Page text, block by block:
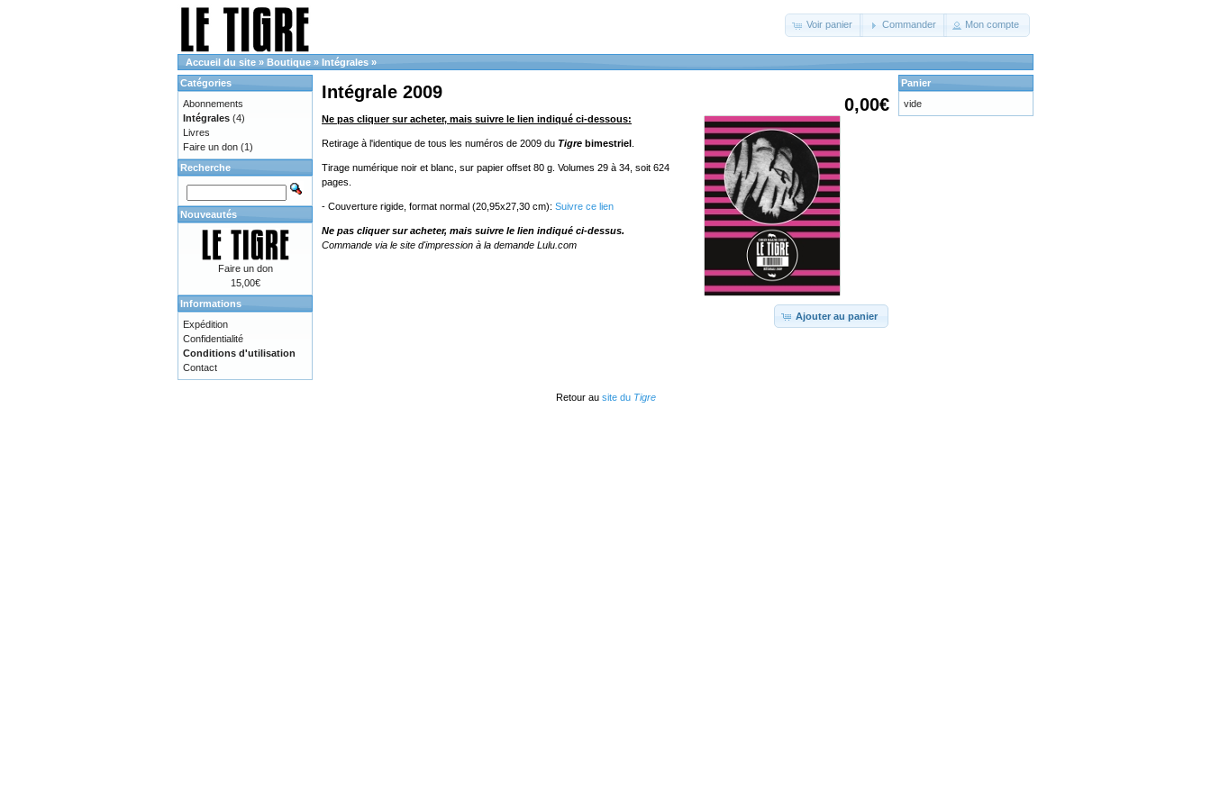
Voir panier Commander Mon compte
Accueil du site » Boutique » Intégrales »
0,00€
Intégrale 2009
Ne pas cliquer sur acheter, mais suivre le lien indiqué ci-dessous:
Retirage à l'identique de tous les numéros de 2009 du Tigre bimestriel
Tirage numérique noir et blanc, sur papier offset 80 g. Volumes 29 à 34, soit 624
pages.
- Couverture rigide, format normal (20,95x27,30 cm): Suivre ce lien
Ne pas cliquer sur acheter, mais suivre le lien indiqué ci-dessus.
Commande via le site d'impression à la demande Lulu.com
Ajouter au panier
Catégories
Abonnements
Intégrales (4)
Livres
Faire un don (1)
Recherche
Nouveautés
Faire un don
15,00€
Informations
Expédition
Confidentialité
Conditions d'utilisation
Contact
Panier
vide
Retour au site du Tigre